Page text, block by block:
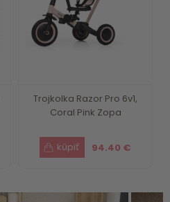
Trojkolka Razor Pro 6v1,
Coral Pink Zopa
94.40 €